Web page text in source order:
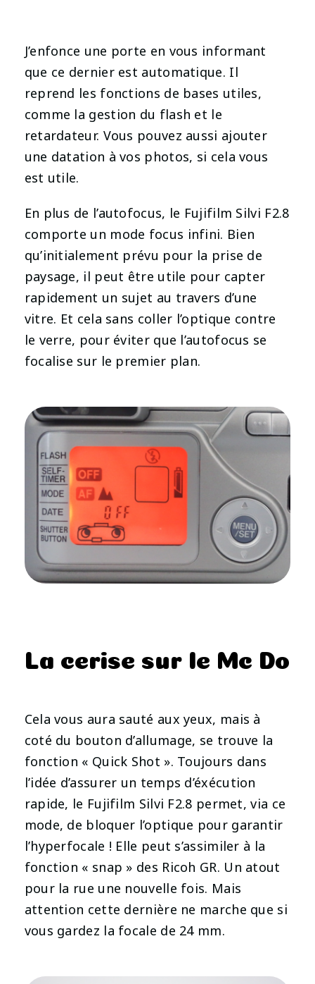
J’enfonce une porte en vous informant
que ce dernier est automatique. Il
reprend les fonctions de bases utiles,
comme la gestion du flash et le
retardateur. Vous pouvez aussi ajouter
une datation à vos photos, si cela vous
est utile.
En plus de l’autofocus, le Fujifilm Silvi F2.8
comporte un mode focus infini. Bien
qu’initialement prévu pour la prise de
paysage, il peut être utile pour capter
rapidement un sujet au travers d’une
vitre. Et cela sans coller l’optique contre
le verre, pour éviter que l’autofocus se
focalise sur le premier plan.
La cerise sur le Mc Do
Cela vous aura sauté aux yeux, mais à
coté du bouton d’allumage, se trouve la
fonction « Quick Shot ». Toujours dans
l’idée d’assurer un temps d’éxécution
rapide, le Fujifilm Silvi F2.8 permet, via ce
mode, de bloquer l’optique pour garantir
l’hyperfocale ! Elle peut s’assimiler à la
fonction « snap » des Ricoh GR. Un atout
pour la rue une nouvelle fois. Mais
attention cette dernière ne marche que si
vous gardez la focale de 24 mm.